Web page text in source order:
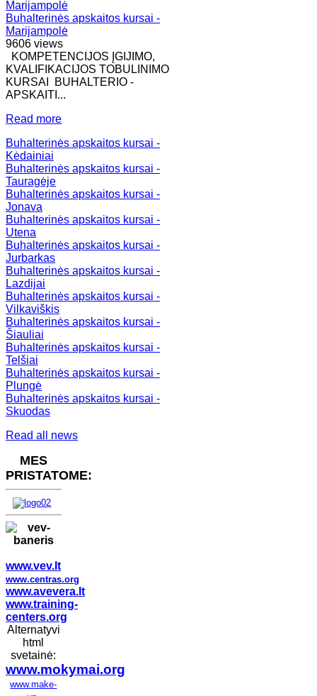
Buhalterinės apskaitos kursai -
Marijampolė
9606 views
KOMPETENCIJOS ĮGIJIMO,
KVALIFIKACIJOS TOBULINIMO
KURSAI BUHALTERIO -
APSKAITI...
Read more
Buhalterinės apskaitos kursai -
Kėdainiai
Buhalterinės apskaitos kursai -
Tauragėje
Buhalterinės apskaitos kursai -
Jonava
Buhalterinės apskaitos kursai -
Utena
Buhalterinės apskaitos kursai -
Jurbarkas
Buhalterinės apskaitos kursai -
Lazdijai
Buhalterinės apskaitos kursai -
Vilkaviškis
Buhalterinės apskaitos kursai -
Šiauliai
Buhalterinės apskaitos kursai -
Telšiai
Buhalterinės apskaitos kursai -
Plungė
Buhalterinės apskaitos kursai -
Skuodas
Read all news
MES
PRISTATOME:
www.vev.lt
www.centras.org
www.avevera.lt
www.training-
centers.org
Alternatyvi
html
svetainė:
www.mokymai.org
www.make-